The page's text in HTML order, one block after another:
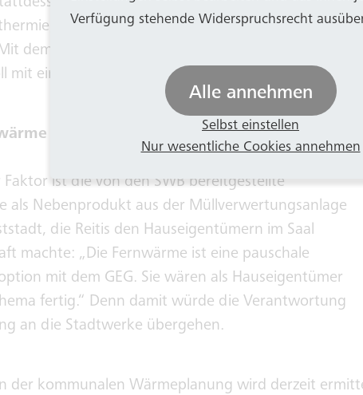
würden Nutzungsmöglichkeiten für
industrielle Abwärme, Wind-
dem Rhein hat Bonn zudem einen sehr großen
mit einer Flusswärmepumpe genutzt werden, die
wird GEG erfüllt
Faktor ist die von den SWB bereitgestellte
als Nebenprodukt aus der Müllverwertungsanlage
die Reitis den Hauseigentümern im Saal
machte: „Die Fernwärme ist eine pauschale
mit dem GEG. Sie wären als Hauseigentümer
fertig.“ Denn damit würde die Verantwortung
an die Stadtwerke übergehen.
der kommunalen Wärmeplanung wird derzeit
Verfügung stehende Widerspruchsrecht
Alle annehmen
Selbst einstellen
Nur wesentliche Cookies annehmen